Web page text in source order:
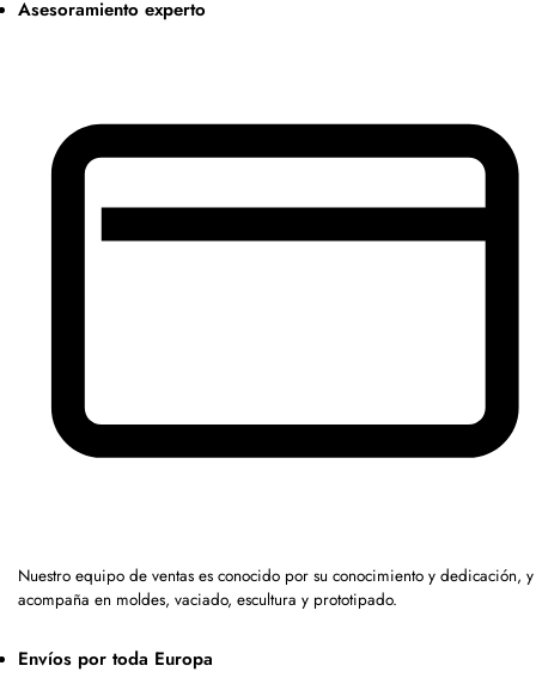
Asesoramiento experto
Nuestro equipo de ventas es conocido por su conocimiento y dedicación,
acompaña en moldes, vaciado, escultura y prototipado.
Envíos por toda Europa